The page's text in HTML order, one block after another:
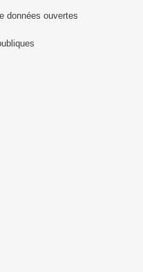
données ouvertes